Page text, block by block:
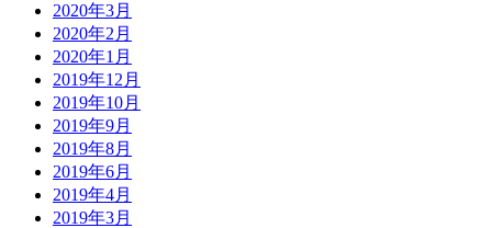
2020年3月
2020年2月
2020年1月
2019年12月
2019年10月
2019年9月
2019年8月
2019年6月
2019年4月
2019年3月